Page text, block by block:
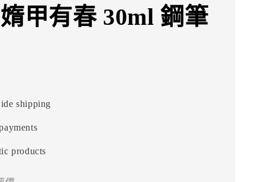
甲有春 30ml 鋼筆
shipping
products